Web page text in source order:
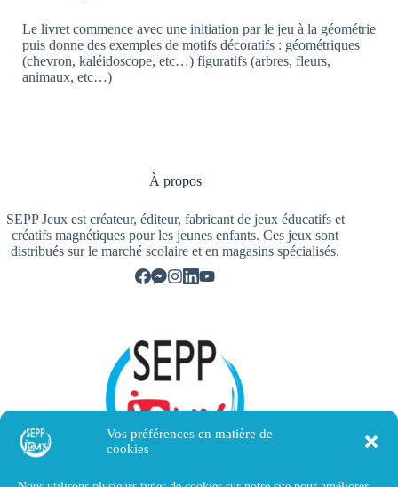
Vos préférences en matière de
cookies
Le livret commence avec une initiation par le jeu à la géométrie
puis donne des exemples de motifs décoratifs : géométriques
(chevron, kaléidoscope, etc…) figuratifs (arbres, fleurs,
animaux, etc…)
À propos
SEPP Jeux est créateur, éditeur, fabricant de jeux éducatifs et
créatifs magnétiques pour les jeunes enfants. Ces jeux sont
distribués sur le marché scolaire et en magasins spécialisés.